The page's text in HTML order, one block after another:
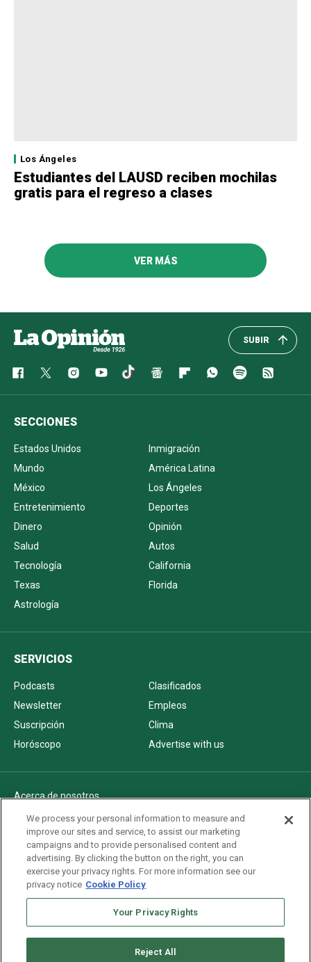
Los Ángeles
Estudiantes del LAUSD reciben mochilas
gratis para el regreso a clases
VER MÁS
SUBIR
SECCIONES
Estados Unidos
Inmigración
Mundo
América Latina
México
Los Ángeles
Entretenimiento
Deportes
Dinero
Opinión
Salud
Autos
Tecnología
California
Texas
Florida
Astrología
SERVICIOS
Podcasts
Clasificados
Newsletter
Empleos
Suscripción
Clima
Horóscopo
Advertise with us
Acerca de nosotros
Politica de privacidad
Pautas Editoriales
AdChoices
Advertise with us
Newsletters
We process your personal information to measure and
improve our sites and service, to assist our marketing
campaigns and to provide personalised content and
advertising. By clicking the button on the right, you can
exercise your privacy rights. For more information see our
privacy notice Cookie Policy
Your Privacy Rights
Reject All